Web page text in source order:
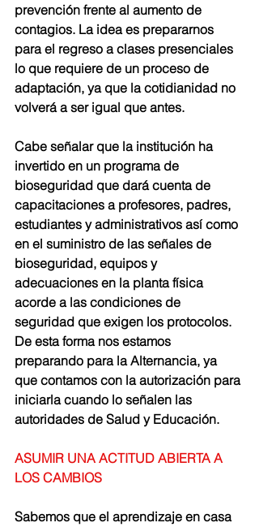
prevención frente al aumento de
contagios. La idea es prepararnos
para el regreso a clases presenciales
lo que requiere de un proceso de
adaptación, ya que la cotidianidad no
volverá a ser igual que antes.
Cabe señalar que la institución ha
invertido en un programa de
bioseguridad que dará cuenta de
capacitaciones a profesores, padres,
estudiantes y administrativos así como
en el suministro de las señales de
bioseguridad, equipos y
adecuaciones en la planta física
acorde a las condiciones de
seguridad que exigen los protocolos.
De esta forma nos estamos
preparando para la Alternancia, ya
que contamos con la autorización para
iniciarla cuando lo señalen las
autoridades de Salud y Educación.
ASUMIR UNA ACTITUD ABIERTA A
LOS CAMBIOS
Sabemos que el aprendizaje en casa